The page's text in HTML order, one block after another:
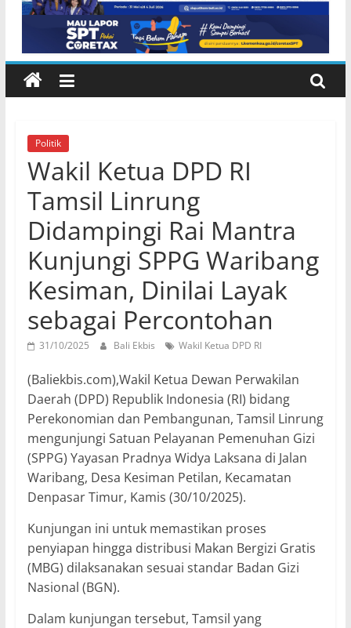
Politik
​Wakil Ketua DPD RI
Tamsil Linrung
Didampingi Rai Mantra
Kunjungi SPPG Waribang
Kesiman, Dinilai Layak
sebagai Percontohan
31/10/2025 Bali Ekbis Wakil Ketua DPD RI
(Baliekbis.com),Wakil Ketua Dewan Perwakilan
Daerah (DPD) Republik Indonesia (RI) bidang
Perekonomian dan Pembangunan, Tamsil Linrung
mengunjungi Satuan Pelayanan Pemenuhan Gizi
(SPPG) Yayasan Pradnya Widya Laksana di Jalan
Waribang, Desa Kesiman Petilan, Kecamatan
Denpasar Timur, Kamis (30/10/2025).
Kunjungan ini untuk memastikan proses
penyiapan hingga distribusi Makan Bergizi Gratis
(MBG) dilaksanakan sesuai standar Badan Gizi
Nasional (BGN).
Dalam kunjungan tersebut, Tamsil yang